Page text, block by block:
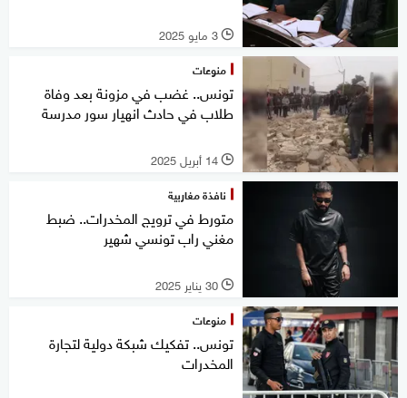
l 3 مايو 2025
منوعات
تونس.. غضب في مزونة بعد وفاة
طلاب في حادث انهيار سور مدرسة
l 14 أبريل 2025
نافذة مغاربية
متورط في ترويج المخدرات.. ضبط
مغني راب تونسي شهير
l 30 يناير 2025
منوعات
تونس.. تفكيك شبكة دولية لتجارة
المخدرات